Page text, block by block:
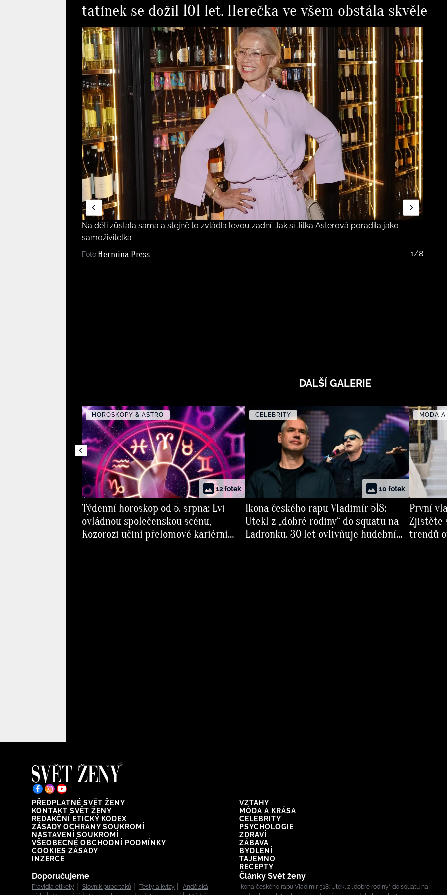
tatínek se dožil 101 let. Herečka ve všem obstála skvěle
Na děti zůstala sama a stejně to zvládla levou zadní: Jak si Jitka Asterová poradila jako
samoživitelka
Foto:Hermina Press 1/8
DALŠÍ GALERIE
HOROSKOPY & ASTRO
12 fotek
Týdenní horoskop od 5. srpna: Lvi
ovládnou společenskou scénu,
Kozorozi učiní přelomové kariérní
CELEBRITY
10 fotek
Ikona českého rapu Vladimír 518:
Utekl z „dobré rodiny“ do squatu na
Ladronku. 30 let ovlivňuje hudební
MÓDA A
První
Zjistěte
trendů
PŘEDPLATNÉ SVĚT ŽENY
KONTAKT SVĚT ŽENY
REDAKČNÍ ETICKÝ KODEX
ZÁSADY OCHRANY SOUKROMÍ
NASTAVENÍ SOUKROMÍ
VŠEOBECNÉ OBCHODNÍ PODMÍNKY
COOKIES ZÁSADY
INZERCE
VZTAHY
MÓDA A KRÁSA
CELEBRITY
PSYCHOLOGIE
ZDRAVÍ
ZÁBAVA
BYDLENÍ
TAJEMNO
RECEPTY
Doporučujeme
Pravidla etikety Slovník puberťáků Testy a kvízy
Andělská
Články Svět ženy
Ikona českého rapu Vladimír 518: Utekl z „dobré rodiny“ do squatu na